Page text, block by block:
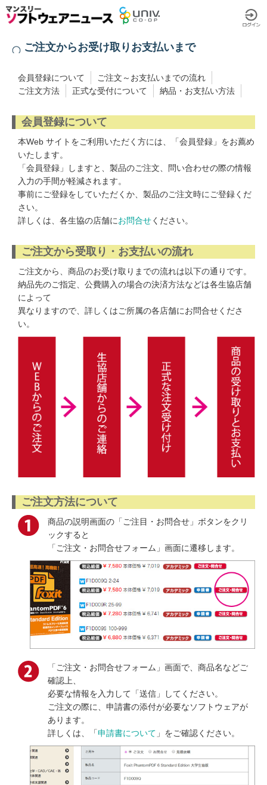
ご注文からお受け取りお支払いまで
会員登録について
ご注文～お支払いまでの流れ
ご注文方法
正式な受付について 納品・お支払い方法
会員登録について
本Web サイトをご利用いただく方には、「会員登録」をお薦め
いたします。
「会員登録」しますと、製品のご注文、問い合わせの際の情報
入力の手間が軽減されます。
事前にご登録をしていただくか、製品のご注文時にご登録くだ
さい。
詳しくは、各生協の店舗にお問合せください。
ご注文から受取り・お支払いの流れ
ご注文から、商品のお受け取りまでの流れは以下の通りです。
納品先のご指定、公費購入の場合の決済方法などは各生協店舗
によって
異なりますので、詳しくはご所属の各店舗にお問合せくださ
い。
ご注文方法について
商品の説明画面の「ご注目・お問合せ」ボタンをクリ
ックすると
「ご注文・お問合せフォーム」画面に遷移します。
「ご注文・お問合せフォーム」画面で、商品名などご
確認上、
必要な情報を入力して「送信」してください。
ご注文の際に、申請書の添付が必要なソフトウェアが
あります。
詳しくは、「申請書について 」をご確認ください。